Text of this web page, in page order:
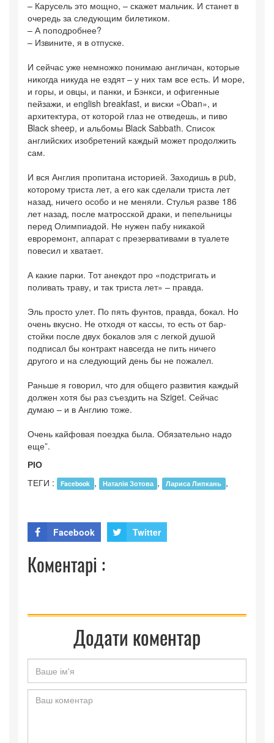
– Карусель это мощно, – скажет мальчик. И станет в
очередь за следующим билетиком.
– А поподробнее?
– Извините, я в отпуске.
И сейчас уже немножко понимаю англичан, которые
никогда никуда не ездят – у них там все есть. И море,
и горы, и овцы, и панки, и Бэнкси, и офигенные
пейзажи, и еnglish breakfast, и виски «Oban», и
архитектура, от которой глаз не отведешь, и пиво
Black sheep, и альбомы Black Sabbath. Список
английских изобретений каждый может продолжить
сам.
И вся Англия пропитана историей. Заходишь в pub,
которому триста лет, а его как сделали триста лет
назад, ничего особо и не меняли. Стулья разве 186
лет назад, после матросской драки, и пепельницы
перед Олимпиадой. Не нужен пабу никакой
евроремонт, аппарат с презервативами в туалете
повесил и хватает.
А какие парки. Тот анекдот про «подстригать и
поливать траву, и так триста лет» – правда.
Эль просто улет. По пять фунтов, правда, бокал. Но
очень вкусно. Не отходя от кассы, то есть от бар-
стойки после двух бокалов эля с легкой душой
подписал бы контракт навсегда не пить ничего
другого и на следующий день бы не пожалел.
Раньше я говорил, что для общего развития каждый
должен хотя бы раз съездить на Sziget. Сейчас
думаю – и в Англию тоже.
Очень кайфовая поездка была. Обязательно надо
еще”.
РІО
ТЕГИ :
Facebook , Наталія Зотова , Лариса Липкань ,
Facebook Twitter
Коментарі :
Додати коментар